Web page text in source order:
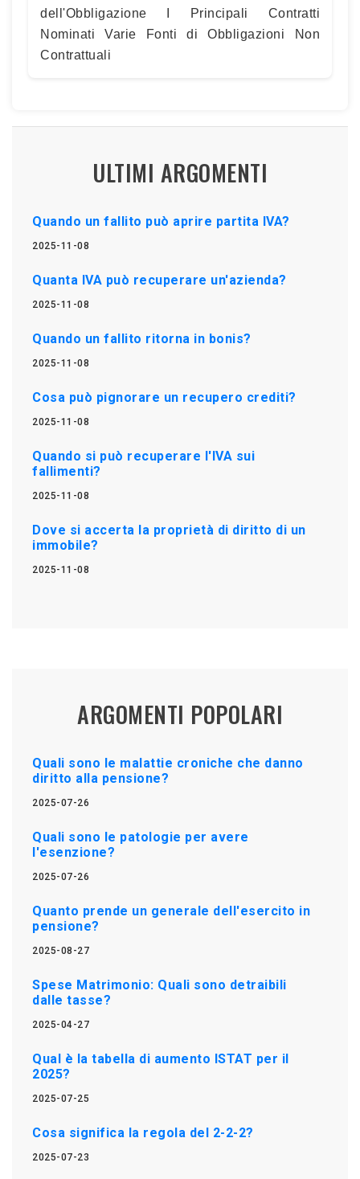
dell'Obbligazione I Principali Contratti
Nominati Varie Fonti di Obbligazioni Non
Contrattuali
ULTIMI ARGOMENTI
Quando un fallito può aprire partita IVA?
2025-11-08
Quanta IVA può recuperare un'azienda?
2025-11-08
Quando un fallito ritorna in bonis?
2025-11-08
Cosa può pignorare un recupero crediti?
2025-11-08
Quando si può recuperare l'IVA sui
fallimenti?
2025-11-08
Dove si accerta la proprietà di diritto di un
immobile?
2025-11-08
ARGOMENTI POPOLARI
Quali sono le malattie croniche che danno
diritto alla pensione?
2025-07-26
Quali sono le patologie per avere
l'esenzione?
2025-07-26
Quanto prende un generale dell'esercito in
pensione?
2025-08-27
Spese Matrimonio: Quali sono detraibili
dalle tasse?
2025-04-27
Qual è la tabella di aumento ISTAT per il
2025?
2025-07-25
Cosa significa la regola del 2-2-2?
2025-07-23